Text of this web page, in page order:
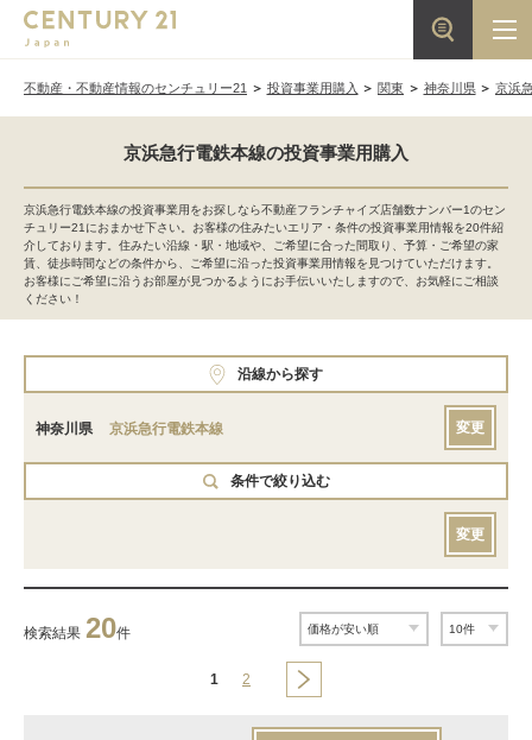
不動産・不動産情報のセンチュリー21 投資事業用購入 関東 神奈川県 京浜
京浜急行電鉄本線の投資事業用購入
京浜急行電鉄本線の投資事業用をお探しなら不動産フランチャイズ店舗数ナンバー1のセン
チュリー21におまかせ下さい。お客様の住みたいエリア・条件の投資事業用情報を20件紹
介しております。住みたい沿線・駅・地域や、ご希望に合った間取り、予算・ご希望の家
賃、徒歩時間などの条件から、ご希望に沿った投資事業用情報を見つけていただけます。
お客様にご希望に沿うお部屋が見つかるようにお手伝いいたしますので、お気軽にご相談
ください！
沿線から探す
神奈川県 京浜急行電鉄本線 変更
条件で絞り込む
変更
検索結果 20件
1 2